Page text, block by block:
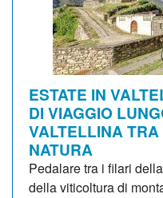
ESTATE IN
DI VIAGGIO
VALTELLINA
NATURA
Pedalare tra i filari
della viticoltura di